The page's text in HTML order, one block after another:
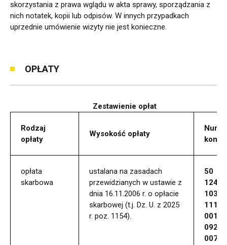
skorzystania z prawa wglądu w akta sprawy, sporządzania z
nich notatek, kopii lub odpisów. W innych przypadkach
uprzednie umówienie wizyty nie jest konieczne.
OPŁATY
Zestawienie opłat
Rodzaj
opłaty
Wysokość opłaty
konta
opłata
skarbowa
ustalana na zasadach
przewidzianych w ustawie z
dnia 16.11.2006 r. o opłacie
skarbowej (t.j. Dz. U. z 2025
r. poz. 1154).
50
1240
1037
1111
0011
0925
0073